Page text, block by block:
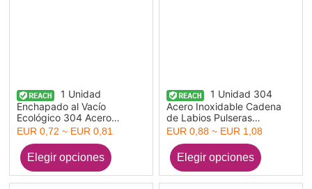
1 Unidad
Enchapado al Vacío
Ecológico 304 Acero
Inoxidable Brazaletes
Brazaletes Expandibles
Ronda Ajustable 21.5cm
longitud
EUR 0,72 ~ EUR 0,81
1 Unidad 304
Acero Inoxidable Cadena
de Labios Pulseras
Semiacabadas para Hacer
Joyas Hechas a Mano.
Chapado en Oro Esmalte
15.5cm longitud
EUR 0,88 ~ EUR 1,08